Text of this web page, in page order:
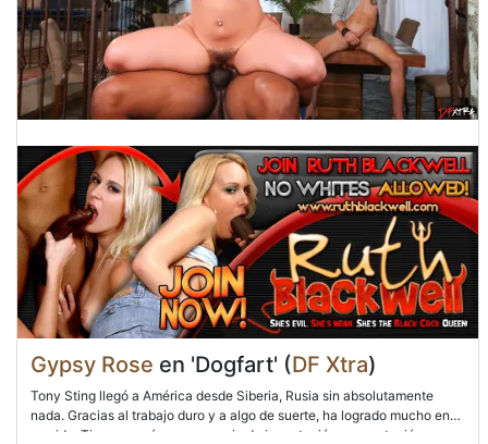
Gypsy Rose en 'Dogfart' (DF Xtra)
Tony Sting llegó a América desde Siberia, Rusia sin absolutamente
nada. Gracias al trabajo duro y a algo de suerte, ha logrado mucho en
su vida. Tiene un próspero negocio de importación y exportación, una